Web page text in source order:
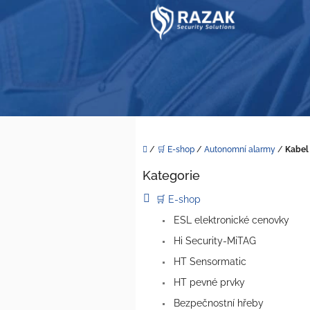
Domů
/ 🛒 E-shop / Autonomní alarmy /
Přeskočit
Kategorie
🛒 E-shop
ESL elektronické cenovky
Hi Security-MiTAG
HT Sensormatic
HT pevné prvky
Bezpečnostní hřeby